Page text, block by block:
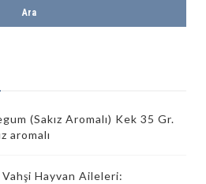
(Sakız Aromalı) Kek 35 Gr.
aromalı
Hayvan Aileleri: